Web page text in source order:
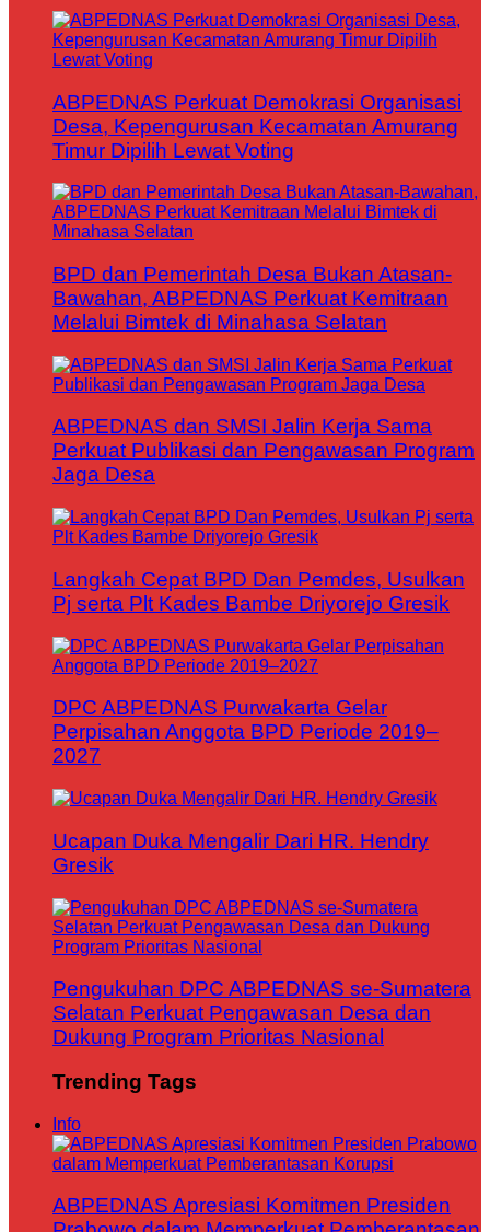
ABPEDNAS Perkuat Demokrasi Organisasi
Desa, Kepengurusan Kecamatan Amurang
Timur Dipilih Lewat Voting
BPD dan Pemerintah Desa Bukan Atasan-
Bawahan, ABPEDNAS Perkuat Kemitraan
Melalui Bimtek di Minahasa Selatan
ABPEDNAS dan SMSI Jalin Kerja Sama
Perkuat Publikasi dan Pengawasan Program
Jaga Desa
Langkah Cepat BPD Dan Pemdes, Usulkan
Pj serta Plt Kades Bambe Driyorejo Gresik
DPC ABPEDNAS Purwakarta Gelar
Perpisahan Anggota BPD Periode 2019–
2027
Ucapan Duka Mengalir Dari HR. Hendry
Gresik
Pengukuhan DPC ABPEDNAS se-Sumatera
Selatan Perkuat Pengawasan Desa dan
Dukung Program Prioritas Nasional
Trending Tags
Info
ABPEDNAS Apresiasi Komitmen Presiden